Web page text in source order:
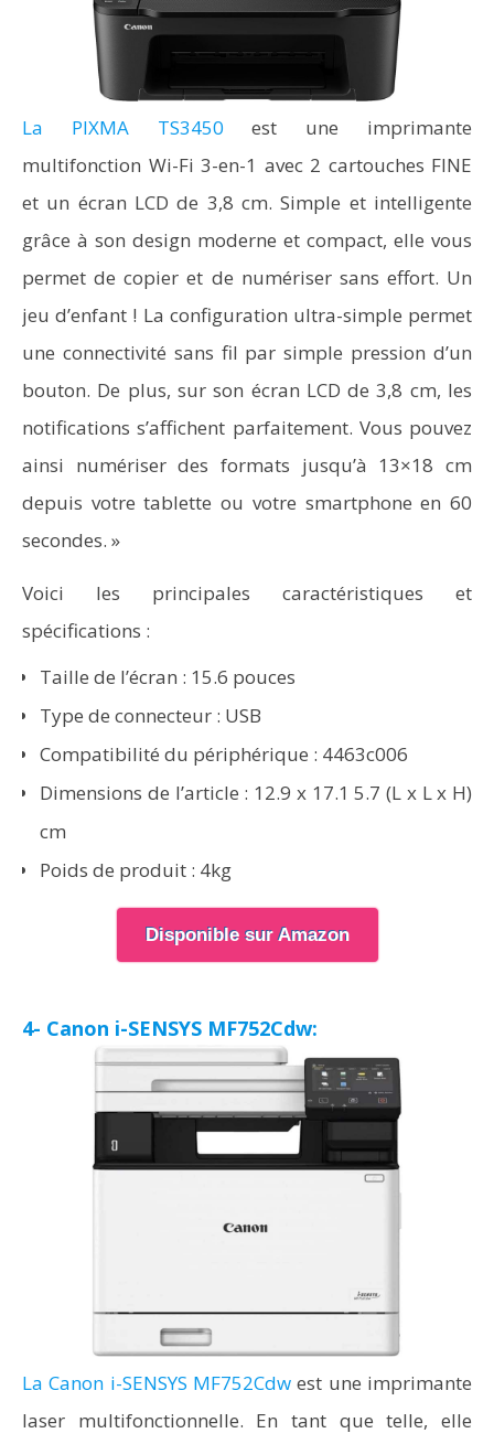
La PIXMA TS3450 est une imprimante
multifonction Wi-Fi 3-en-1 avec 2 cartouches FINE
et un écran LCD de 3,8 cm. Simple et intelligente
grâce à son design moderne et compact, elle vous
permet de copier et de numériser sans effort. Un
jeu d’enfant ! La configuration ultra-simple permet
une connectivité sans fil par simple pression d’un
bouton. De plus, sur son écran LCD de 3,8 cm, les
notifications s’affichent parfaitement. Vous pouvez
ainsi numériser des formats jusqu’à 13×18 cm
depuis votre tablette ou votre smartphone en 60
secondes. »
Voici les principales caractéristiques et
spécifications :
Taille de l’écran : 15.6 pouces
Type de connecteur : USB
Compatibilité du périphérique : 4463c006
Dimensions de l’article : 12.9 x 17.1 5.7 (L x L x H)
cm
Poids de produit : 4kg
Disponible sur Amazon
4- Canon i-SENSYS MF752Cdw:
La Canon i-SENSYS MF752Cdw est une imprimante
laser multifonctionnelle. En tant que telle, elle